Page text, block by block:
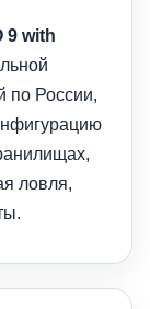
9 with
по России,
ловля,